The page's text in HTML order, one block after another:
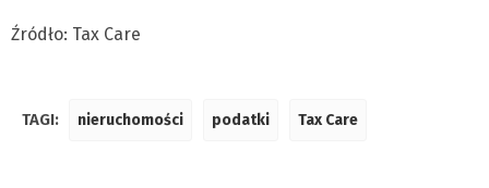
Źródło: Tax Care
TAGI: nieruchomości podatki Tax Care